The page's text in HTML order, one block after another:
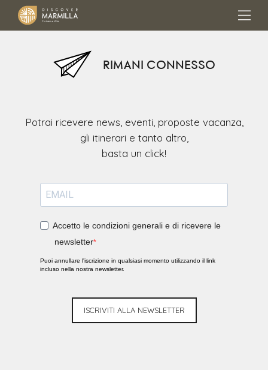
RIMANI CONNESSO
Potrai ricevere news, eventi, proposte vacanza,
gli itinerari e tanto altro,
Accetto le condizioni generali e di ricevere le
newsletter
Puoi annullare l'iscrizione in qualsiasi momento utilizzando il link
incluso nella nostra newsletter.
ISCRIVITI ALLA NEWSLETTER